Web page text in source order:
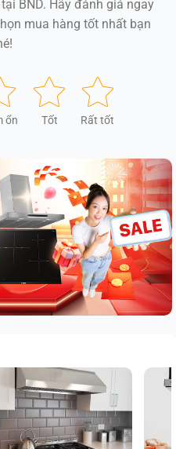
BND. Hãy đánh giá ngay
mua hàng tốt nhất bạn
ổn Tốt Rất tốt